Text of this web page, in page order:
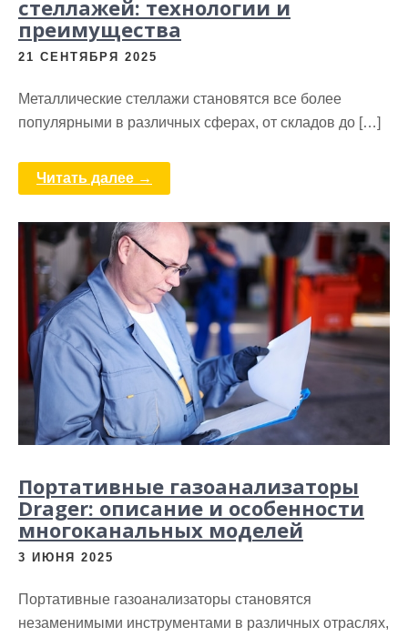
стеллажей: технологии и
преимущества
21 СЕНТЯБРЯ 2025
Металлические стеллажи становятся все более
популярными в различных сферах, от складов до […]
Читать далее →
Портативные газоанализаторы
Drager: описание и особенности
многоканальных моделей
3 ИЮНЯ 2025
Портативные газоанализаторы становятся
незаменимыми инструментами в различных отраслях,